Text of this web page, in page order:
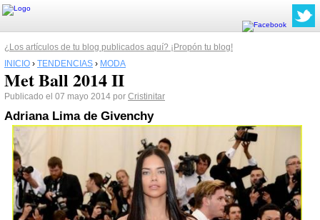
¿Los artículos de tu blog publicados aquí? ¡Propón tu blog!
INICIO › TENDENCIAS › MODA
Met Ball 2014 II
Publicado el 07 mayo 2014 por Cristinitar
Adriana Limade Givenchy